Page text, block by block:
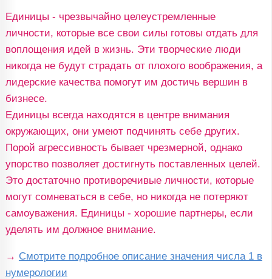
Единицы - чрезвычайно целеустремленные
личности, которые все свои силы готовы отдать для
воплощения идей в жизнь. Эти творческие люди
никогда не будут страдать от плохого воображения, а
лидерские качества помогут им достичь вершин в
бизнесе.
Единицы всегда находятся в центре внимания
окружающих, они умеют подчинять себе других.
Порой агрессивность бывает чрезмерной, однако
упорство позволяет достигнуть поставленных целей.
Это достаточно противоречивые личности, которые
могут сомневаться в себе, но никогда не потеряют
самоуважения. Единицы - хорошие партнеры, если
уделять им должное внимание.
→ Смотрите подробное описание значения числа 1 в
нумерологии